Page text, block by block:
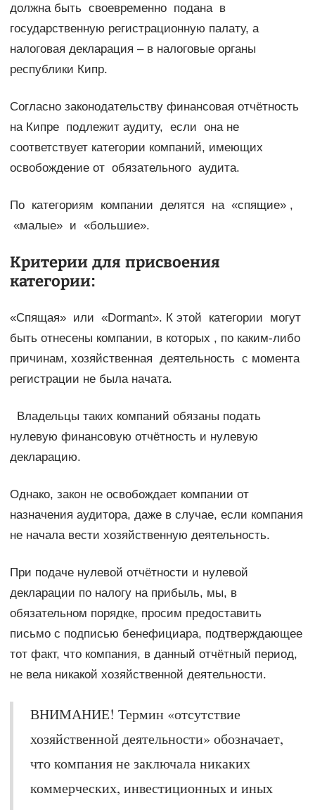
должна быть своевременно подана в
государственную регистрационную палату, а
налоговая декларация – в налоговые органы
республики Кипр.
Согласно законодательству финансовая отчётность
на Кипре подлежит аудиту, если она не
соответствует категории компаний, имеющих
освобождение от обязательного аудита.
По категориям компании делятся на «спящие» ,
«малые» и «большие».
Критерии для присвоения
категории:
«Спящая» или «Dormant». К этой категории могут
быть отнесены компании, в которых , по каким-либо
причинам, хозяйственная деятельность с момента
регистрации не была начата.
Владельцы таких компаний обязаны подать
нулевую финансовую отчётность и нулевую
декларацию.
Однако, закон не освобождает компании от
назначения аудитора, даже в случае, если компания
не начала вести хозяйственную деятельность.
При подаче нулевой отчётности и нулевой
декларации по налогу на прибыль, мы, в
обязательном порядке, просим предоставить
письмо с подписью бенефициара, подтверждающее
тот факт, что компания, в данный отчётный период,
не вела никакой хозяйственной деятельности.
ВНИМАНИЕ! Термин «отсутствие
хозяйственной деятельности» обозначает,
что компания не заключала никаких
коммерческих, инвестиционных и иных